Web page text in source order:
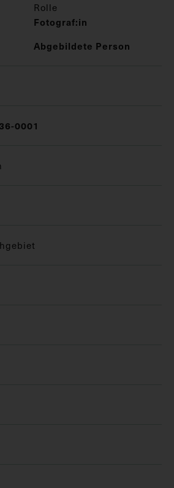
Rolle
Fotograf:in
Abgebildete Person
0001